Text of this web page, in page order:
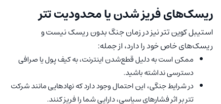
ریسک‌های فریز شدن یا محدودیت تتر
استیبل کوین تتر نیز در زمان جنگ بدون ریسک نیست و
ریسک‌های خاص خود را دارد، از جمله:
ممکن است به دلیل قطع‌شدن اینترنت، به کیف پول یا صرافی
دسترسی نداشته باشید.
در شرایط جنگی، این احتمال وجود دارد که نهاد‌هایی مانند شرکت
تتر بر اثر فشار‌های سیاسی، دارایی شما را فریز کنند.